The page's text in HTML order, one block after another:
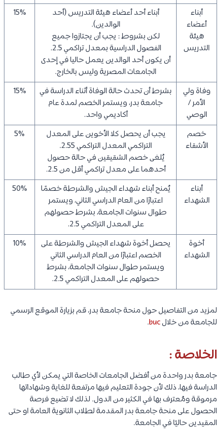
أبناء
أعضاء
هيئة
التدريس
أبناء أحد أعضاء هيئة التدريس (أحد
الوالدين).
لكن بشروط : يجب أن يجتازوا جميع
الفصول الدراسية بمعدل تراكمي 2.5.
أن يكون أحد الوالدين يعمل حاليا في إحدى
الجامعات المصرية وليس بالخارج.
15%
وفاة ولي
الأمر /
الوصي
بشرط أن تحدث حالة الوفاة أثناء الدراسة في
جامعة بدر، ويستمر الخصم لمدة عام
أكاديمي واحد.
15%
خصم
الأشقاء
يجب أن يحصل كلا الأخوين على المعدل
التراكمي المعدل التراكمي 2.55.
يُلغى خصم الشقيقين في حالة حصول
أحدهما على معدل تراكمي أقل من 2.5.
5%
أبناء
الشهداء
يُمنح أبناء شهداء الجيش والشرطة خصمًا
اعتبارًا من العام الدراسي الثاني، ويستمر
طوال سنوات الجامعة، بشرط حصولهم
على المعدل التراكمي 2.5.
50%
أخوة
الشهداء
يحصل أخوة شهداء الجيش والشرطة على
الخصم اعتبارًا من العام الدراسي الثاني
ويستمر طوال سنوات الجامعة، بشرط
حصولهم على المعدل التراكمي 2.5.
10%
لمزيد من التفاصيل حول منحة جامعة بدر، قم بزيارة الموقع الرسمي
للجامعة من خلالbuc
.
الخلاصة :
جامعة بدر واحدة من أفضل الجامعات الخاصة التي يمكن لأي طالب
الدراسة فيها، ذلك لأن جودة التعليم فيها مرتفعة للغاية وشهاداتها
مرموقة ومُعترف بها في الكثير من الدول. لذلك لا تضيع فرصة
الحصول على منحة جامعة بدر المقدمة لطلاب الثانوية العامة او حتى
المقيدين حاليًا في الجامعة.